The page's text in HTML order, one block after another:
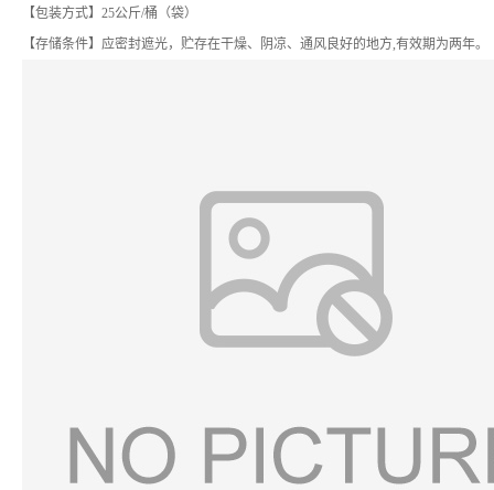
【包装方式】25公斤/桶（袋）
【存储条件】应密封遮光，贮存在干燥、阴凉、通风良好的地方,有效期为两年。